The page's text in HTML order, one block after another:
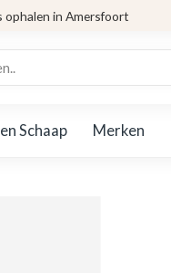
ophalen in Amersfoort
Schaap Merken